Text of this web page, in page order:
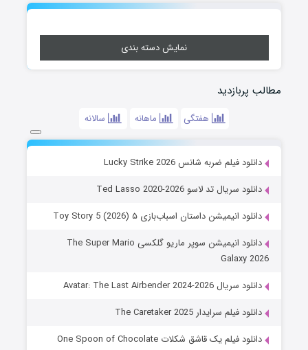
نمایش دسته بندی
مطالب پربازدید
هفتگی ماهانه سالانه
دانلود فیلم ضربه شانس Lucky Strike 2026
دانلود سریال تد لاسو Ted Lasso 2020-2026
دانلود انیمیشن داستان اسباب‌بازی ۵ Toy Story 5 (2026)
دانلود انیمیشن سوپر ماریو گلکسی The Super Mario
Galaxy 2026
دانلود سریال Avatar: The Last Airbender 2024-2026
دانلود فیلم سرایدار The Caretaker 2025
دانلود فیلم یک قاشق شکلات One Spoon of Chocolate